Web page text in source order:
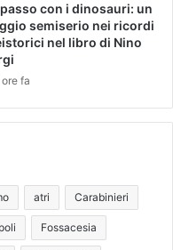
con i dinosauri: un
semiserio nei ricordi
nel libro di Nino
ore fa
atri Carabinieri
Fossacesia